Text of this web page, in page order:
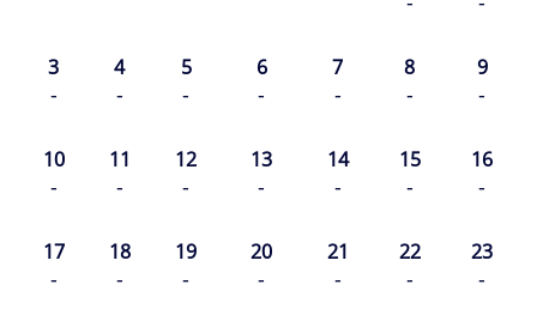
3
-
4
-
5
-
6
-
7
-
8
-
9
-
10
-
11
-
12
-
13
-
14
-
15
-
16
-
17
-
18
-
19
-
20
-
21
-
22
-
23
-